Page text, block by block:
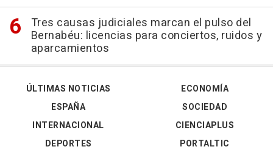
Tres causas judiciales marcan el pulso del
Bernabéu: licencias para conciertos, ruidos y
aparcamientos
ÚLTIMAS NOTICIAS
ESPAÑA
INTERNACIONAL
DEPORTES
ECONOMÍA
SOCIEDAD
CIENCIAPLUS
PORTALTIC